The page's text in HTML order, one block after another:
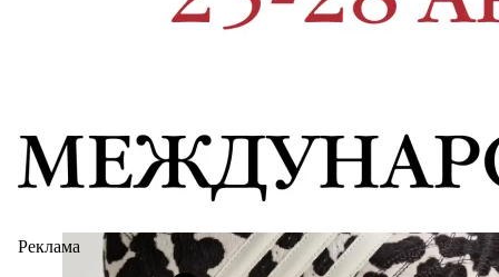
Реклама